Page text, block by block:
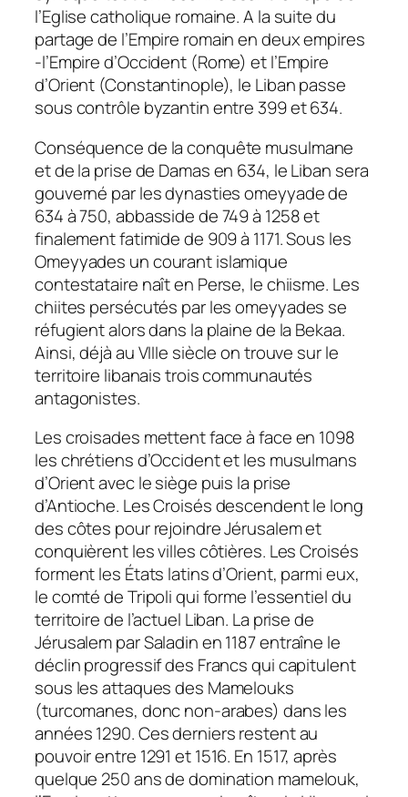
l’Eglise catholique romaine. A la suite du
partage de l’Empire romain en deux empires
-l’Empire d’Occident (Rome) et l’Empire
d’Orient (Constantinople), le Liban passe
sous contrôle byzantin entre 399 et 634.
Conséquence de la conquête musulmane
et de la prise de Damas en 634, le Liban sera
gouverné par les dynasties omeyyade de
634 à 750, abbasside de 749 à 1258 et
finalement fatimide de 909 à 1171. Sous les
Omeyyades un courant islamique
contestataire naît en Perse, le chiisme. Les
chiites persécutés par les omeyyades se
réfugient alors dans la plaine de la Bekaa.
Ainsi, déjà au VIIIe siècle on trouve sur le
territoire libanais trois communautés
antagonistes.
Les croisades mettent face à face en 1098
les chrétiens d’Occident et les musulmans
d’Orient avec le siège puis la prise
d’Antioche. Les Croisés descendent le long
des côtes pour rejoindre Jérusalem et
conquièrent les villes côtières. Les Croisés
forment les États latins d’Orient, parmi eux,
le comté de Tripoli qui forme l’essentiel du
territoire de l’actuel Liban. La prise de
Jérusalem par Saladin en 1187 entraîne le
déclin progressif des Francs qui capitulent
sous les attaques des Mamelouks
(turcomanes, donc non-arabes) dans les
années 1290. Ces derniers restent au
pouvoir entre 1291 et 1516. En 1517, après
quelque 250 ans de domination mamelouk,